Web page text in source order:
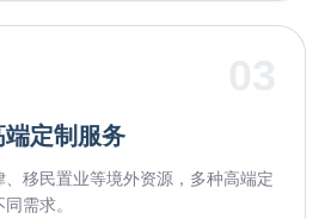
定制服务
移民置业等境外资源，多种高端定
需求。